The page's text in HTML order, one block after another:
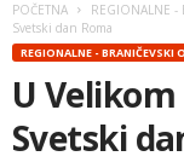
POČETNA REGIONALNE -
Svetski dan Roma
REGIONALNE - BRANIČEVSKI
U
Svetski